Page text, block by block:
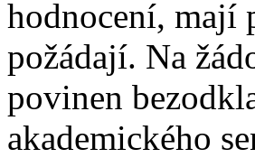
hodnocení, mají
požádají. Na
povinen
akademického